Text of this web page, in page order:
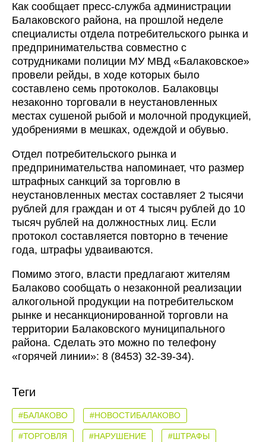
Как сообщает пресс-служба администрации
Балаковского района, на прошлой неделе
специалисты отдела потребительского рынка и
предпринимательства совместно с
сотрудниками полиции МУ МВД «Балаковское»
провели рейды, в ходе которых было
составлено семь протоколов. Балаковцы
незаконно торговали в неустановленных
местах сушеной рыбой и молочной продукцией,
удобрениями в мешках, одеждой и обувью.
Отдел потребительского рынка и
предпринимательства напоминает, что размер
штрафных санкций за торговлю в
неустановленных местах составляет 2 тысячи
рублей для граждан и от 4 тысяч рублей до 10
тысяч рублей на должностных лиц. Если
протокол составляется повторно в течение
года, штрафы удваиваются.
Помимо этого, власти предлагают жителям
Балаково сообщать о незаконной реализации
алкогольной продукции на потребительском
рынке и несанкционированной торговли на
территории Балаковского муниципального
района. Сделать это можно по телефону
«горячей линии»: 8 (8453) 32-39-34).
Теги
#БАЛАКОВО #НОВОСТИБАЛАКОВО
#ТОРГОВЛЯ #НАРУШЕНИЕ #ШТРАФЫ